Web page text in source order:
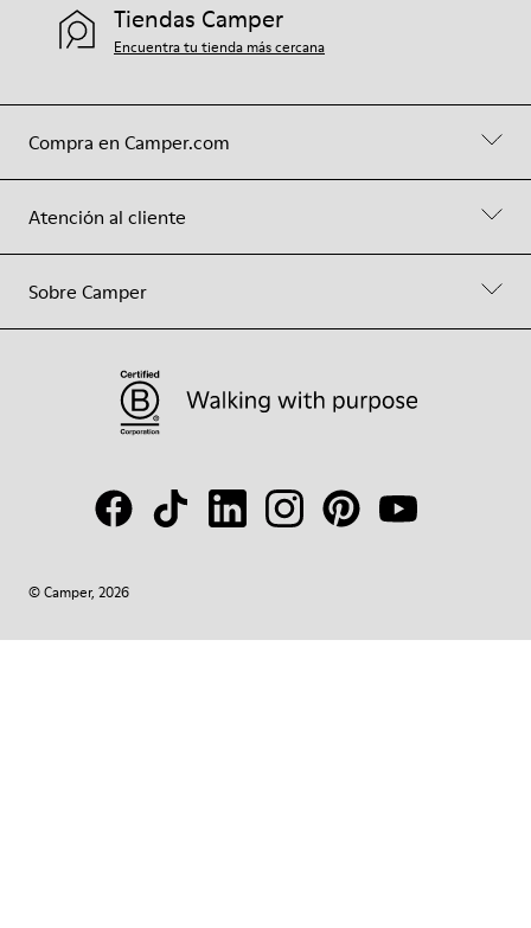
Compra en Camper.com
Atención al cliente
Sobre Camper
Tiendas Camper
Encuentra tu tienda más cercana
© Camper, 2026